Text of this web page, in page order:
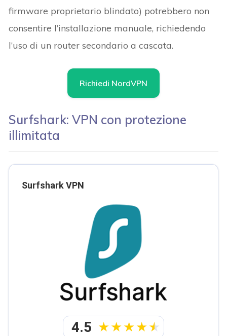
firmware proprietario blindato) potrebbero non
consentire l’installazione manuale, richiedendo
l’uso di un router secondario a cascata.
Richiedi NordVPN
Surfshark: VPN con protezione
illimitata
Surfshark VPN
4.5